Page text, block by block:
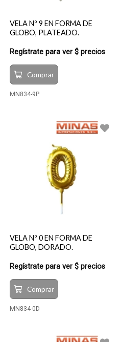
VELA Nº 9 EN FORMA DE
GLOBO, PLATEADO.
Regístrate para ver $ precios
Comprar
MN834-9P
VELA Nº 0 EN FORMA DE
GLOBO, DORADO.
Regístrate para ver $ precios
Comprar
MN834-0D